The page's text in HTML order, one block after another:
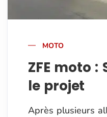
MOTO
ZFE moto :
le projet
Après plusieurs